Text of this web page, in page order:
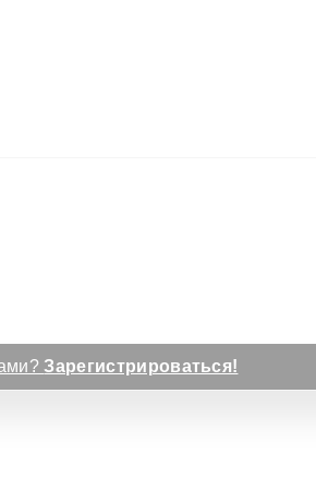
Зарегистрироваться!